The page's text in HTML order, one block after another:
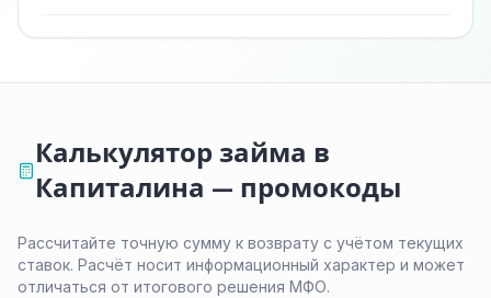
Калькулятор займа в
Капиталина — промокоды
Рассчитайте точную сумму к возврату с учётом текущих
ставок. Расчёт носит информационный характер и может
отличаться от итогового решения МФО.